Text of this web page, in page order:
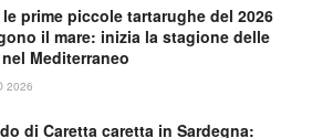
prime piccole tartarughe del 2026
il mare: inizia la stagione delle
Mediterraneo
2026
di Caretta caretta in Sardegna: